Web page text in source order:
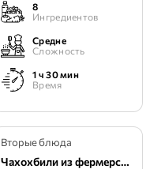
8
Ингредиентов
Средне
Сложность
1 ч 30 мин
Время
Вторые блюда
Чахохбили из фермерского цыплёнка